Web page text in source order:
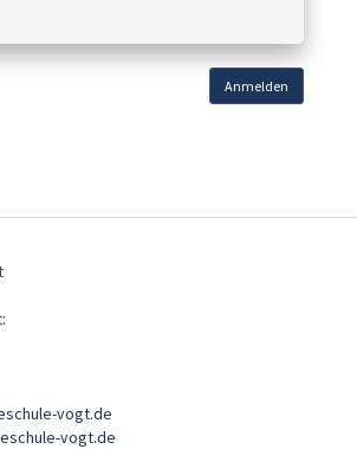
Anmelden
vogt.de
vogt.de